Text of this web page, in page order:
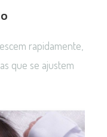
rapidamente,
que se ajustem